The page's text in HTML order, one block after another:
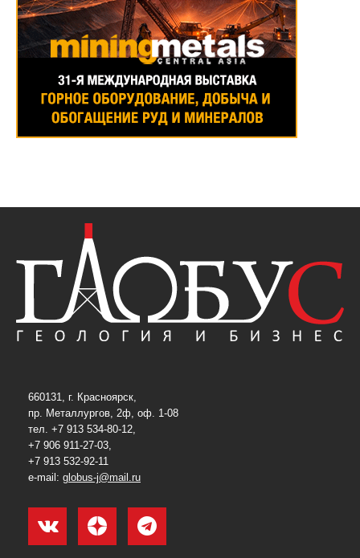
660131, г. Красноярск,
пр. Металлургов, 2ф, оф. 1-08
тел. +7 913 534-80-12,
+7 906 911-27-03,
+7 913 532-92-11
e-mail: globus-j@mail.ru